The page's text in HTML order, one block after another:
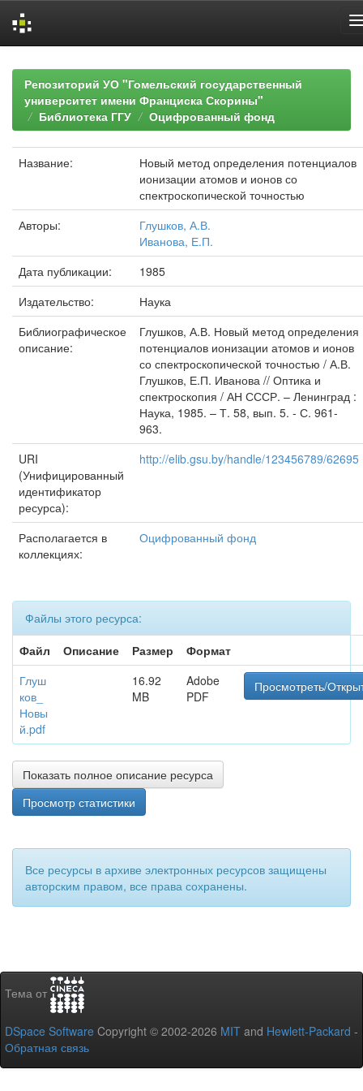
navigationРепозиторий УО "Гомельский государственный
университет имени Франциска Скорины"
Библиотека ГГУ
Оцифрованный фонд
Название:
Новый метод определения потенциалов
ионизации атомов и ионов со
спектроскопической точностью
Авторы:
Глушков, А.В.
Иванова, Е.П.
Дата публикации:
1985
Издательство:
Наука
Библиографическое
описание:
Глушков, А.В. Новый метод определения
потенциалов ионизации атомов и ионов
со спектроскопической точностью / А.В.
Глушков, Е.П. Иванова // Оптика и
спектроскопия / АН СССР. – Ленинград :
Наука, 1985. – Т. 58, вып. 5. - С. 961-
963.
URI
(Унифицированный
идентификатор
ресурса):
http://elib.gsu.by/handle/123456789/62695
Располагается в
коллекциях:
Оцифрованный фонд
Файлы этого ресурса:
Файл
Описание Размер
Формат
Глуш
ков_
Новы
й.pdf
16.92
MB
Adobe
PDF
Просмотреть/
Показать полное описание ресурса
Просмотр статистики
Все ресурсы в архиве электронных ресурсов защищены
авторским правом, все права сохранены.
Тема от
DSpace Software Copyright © 2002-2026 MIT and Hewlett-Packard -
Обратная связь